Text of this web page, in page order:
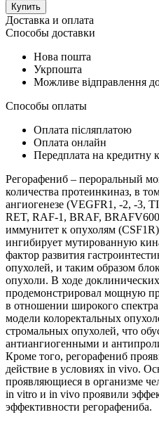
Купить
Доставка и оплата
Способы доставки
Нова пошта
Укрпошта
Можливе відправлення
Способы оплаты
Оплата післяплатою
Оплата онлайн
Передплата на кредитну
Регорафениб – пероральный
количества протеинкиназ, в
ангиогенезе (VEGFR1, -2, -3,
RET, RAF-1, BRAF,
иммунитет к опухолям
ингибирует мутированную
фактор развития
опухолей, и таким образом
опухоли. В ходе
продемонстрировал мощную
в отношении широкого
модели колоректальных
стромальных опухолей, что
антиангиогенными и
Кроме того, регорафениб
действие в условиях in vivo.
проявляющиеся в организме
in vitro и in vivo проявили
эффективности регорафениба.